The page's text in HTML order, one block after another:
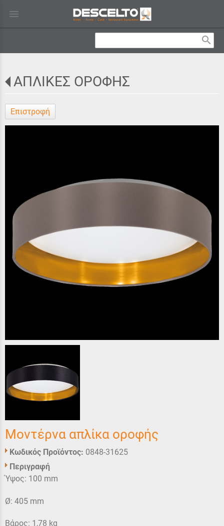
menu
search
ΑΠΛΙΚΕΣ ΟΡΟΦΗΣ
Επιστροφή
Μοντέρνα απλίκα οροφής
Κωδικός Προϊόντος: 0848-31625
Περιγραφή
Ύψος: 100 mm
Ø: 405 mm
Βάρος: 1,78 kg